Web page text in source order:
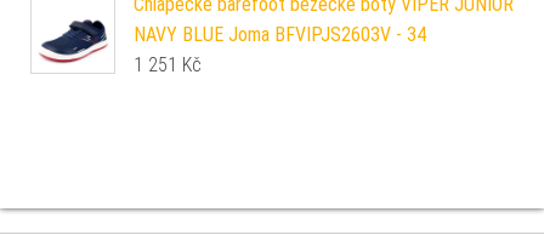
NAVY BLUE Joma BFVIPJS2603V - 34
1 251 Kč